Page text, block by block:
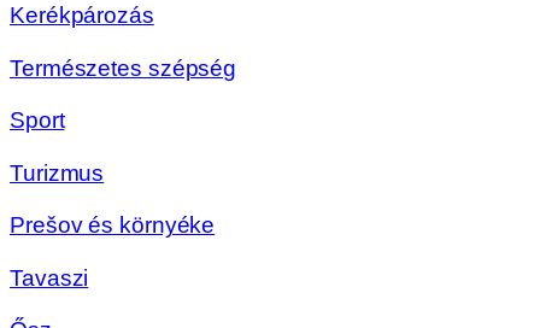
Kerékpározás
Természetes szépség
Sport
Turizmus
Prešov és környéke
Tavaszi